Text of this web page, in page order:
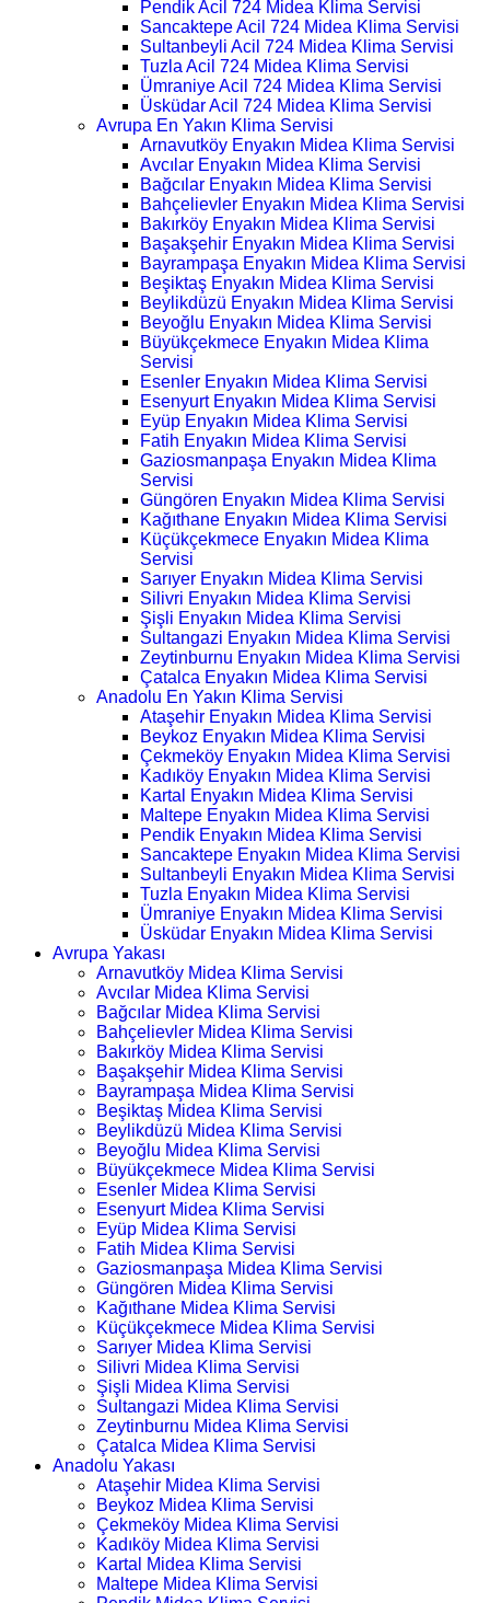
Pendik Acil 724 Midea Klima Servisi
Sancaktepe Acil 724 Midea Klima Servisi
Sultanbeyli Acil 724 Midea Klima Servisi
Tuzla Acil 724 Midea Klima Servisi
Ümraniye Acil 724 Midea Klima Servisi
Üsküdar Acil 724 Midea Klima Servisi
Avrupa En Yakın Klima Servisi
Arnavutköy Enyakın Midea Klima Servisi
Avcılar Enyakın Midea Klima Servisi
Bağcılar Enyakın Midea Klima Servisi
Bahçelievler Enyakın Midea Klima Servisi
Bakırköy Enyakın Midea Klima Servisi
Başakşehir Enyakın Midea Klima Servisi
Bayrampaşa Enyakın Midea Klima Servisi
Beşiktaş Enyakın Midea Klima Servisi
Beylikdüzü Enyakın Midea Klima Servisi
Beyoğlu Enyakın Midea Klima Servisi
Büyükçekmece Enyakın Midea Klima
Servisi
Esenler Enyakın Midea Klima Servisi
Esenyurt Enyakın Midea Klima Servisi
Eyüp Enyakın Midea Klima Servisi
Fatih Enyakın Midea Klima Servisi
Gaziosmanpaşa Enyakın Midea Klima
Servisi
Güngören Enyakın Midea Klima Servisi
Kağıthane Enyakın Midea Klima Servisi
Küçükçekmece Enyakın Midea Klima
Servisi
Sarıyer Enyakın Midea Klima Servisi
Silivri Enyakın Midea Klima Servisi
Şişli Enyakın Midea Klima Servisi
Sultangazi Enyakın Midea Klima Servisi
Zeytinburnu Enyakın Midea Klima Servisi
Çatalca Enyakın Midea Klima Servisi
Anadolu En Yakın Klima Servisi
Ataşehir Enyakın Midea Klima Servisi
Beykoz Enyakın Midea Klima Servisi
Çekmeköy Enyakın Midea Klima Servisi
Kadıköy Enyakın Midea Klima Servisi
Kartal Enyakın Midea Klima Servisi
Maltepe Enyakın Midea Klima Servisi
Pendik Enyakın Midea Klima Servisi
Sancaktepe Enyakın Midea Klima Servisi
Sultanbeyli Enyakın Midea Klima Servisi
Tuzla Enyakın Midea Klima Servisi
Ümraniye Enyakın Midea Klima Servisi
Üsküdar Enyakın Midea Klima Servisi
Avrupa Yakası
Arnavutköy Midea Klima Servisi
Avcılar Midea Klima Servisi
Bağcılar Midea Klima Servisi
Bahçelievler Midea Klima Servisi
Bakırköy Midea Klima Servisi
Başakşehir Midea Klima Servisi
Bayrampaşa Midea Klima Servisi
Beşiktaş Midea Klima Servisi
Beylikdüzü Midea Klima Servisi
Beyoğlu Midea Klima Servisi
Büyükçekmece Midea Klima Servisi
Esenler Midea Klima Servisi
Esenyurt Midea Klima Servisi
Eyüp Midea Klima Servisi
Fatih Midea Klima Servisi
Gaziosmanpaşa Midea Klima Servisi
Güngören Midea Klima Servisi
Kağıthane Midea Klima Servisi
Küçükçekmece Midea Klima Servisi
Sarıyer Midea Klima Servisi
Silivri Midea Klima Servisi
Şişli Midea Klima Servisi
Sultangazi Midea Klima Servisi
Zeytinburnu Midea Klima Servisi
Çatalca Midea Klima Servisi
Anadolu Yakası
Ataşehir Midea Klima Servisi
Beykoz Midea Klima Servisi
Çekmeköy Midea Klima Servisi
Kadıköy Midea Klima Servisi
Kartal Midea Klima Servisi
Maltepe Midea Klima Servisi